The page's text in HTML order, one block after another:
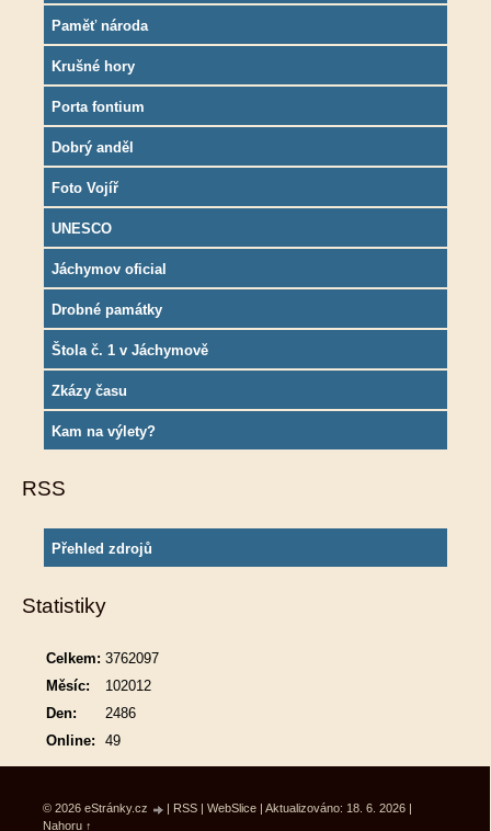
Paměť národa
Krušné hory
Porta fontium
Dobrý anděl
Foto Vojíř
UNESCO
Jáchymov oficial
Drobné památky
Štola č. 1 v Jáchymově
Zkázy času
Kam na výlety?
RSS
Přehled zdrojů
Statistiky
Online: 49
Celkem: 3762097
Měsíc:
102012
Den:
2486
© 2026 eStránky.cz | RSS | WebSlice | Aktualizováno: 18. 6. 2026 |
Nahoru ↑